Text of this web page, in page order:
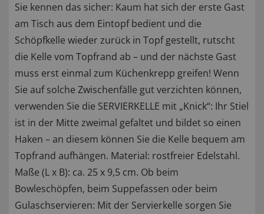
Sie kennen das sicher: Kaum hat sich der erste Gast
am Tisch aus dem Eintopf bedient und die
Schöpfkelle wieder zurück in Topf gestellt, rutscht
die Kelle vom Topfrand ab – und der nächste Gast
muss erst einmal zum Küchenkrepp greifen! Wenn
Sie auf solche Zwischenfälle gut verzichten können,
verwenden Sie die SERVIERKELLE mit „Knick“: Ihr Stiel
ist in der Mitte zweimal gefaltet und bildet so einen
Haken – an diesem können Sie die Kelle bequem am
Topfrand aufhängen. Material: rostfreier Edelstahl.
Maße (L x B): ca. 25 x 9,5 cm. Ob beim
Bowleschöpfen, beim Suppefassen oder beim
Gulaschservieren: Mit der Servierkelle sorgen Sie